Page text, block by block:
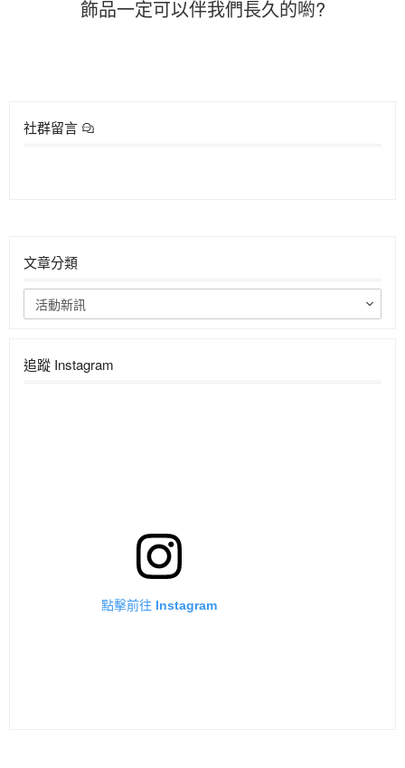
飾品一定可以伴我們長久的喲?
社群留言
文章分類
活動新訊
追蹤 Instagram
點擊前往 Instagram